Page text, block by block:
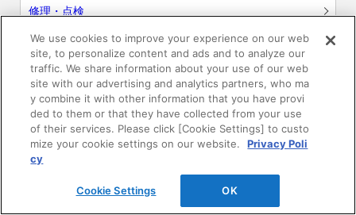
修理・点検
お問い合わせ
ログイン
建築・設計関係者様向けサイト
ユーザー登録サービス
WEB見積システム
We use cookies to improve your experience on our web
site, to personalize content and ads and to analyze our
traffic. We share information about your use of our web
site with our advertising and analytics partners, who ma
y combine it with other information that you have provi
ded to them or that they have collected from your use
of their services. Please click [Cookie Settings] to custo
mize your cookie settings on our website.
Privacy Poli
cy
Cookie Settings OK